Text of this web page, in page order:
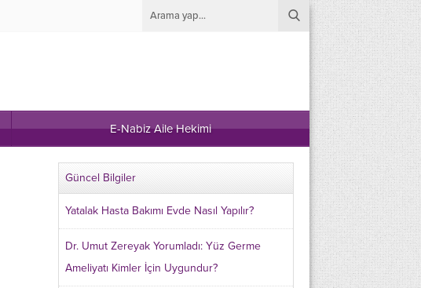
E-Nabiz Aile Hekimi
Güncel Bilgiler
Yatalak Hasta Bakımı Evde Nasıl Yapılır?
Dr. Umut Zereyak Yorumladı: Yüz Germe
Ameliyatı Kimler İçin Uygundur?